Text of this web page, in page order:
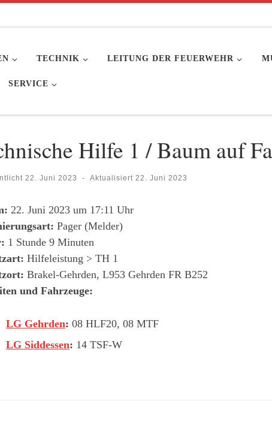
TECHNIK LEITUNG DER FEUERWEHR
SERVICE
Hilfe 1 / Baum auf
22. Juni 2023 - Aktualisiert 22. Juni 2023
22. Juni 2023 um 17:11 Uhr
Pager (Melder)
1 Stunde 9 Minuten
Hilfeleistung > TH 1
Brakel-Gehrden, L953 Gehrden FR B252
und Fahrzeuge:
LG Gehrden: 08 HLF20, 08 MTF
LG Siddessen: 14 TSF-W